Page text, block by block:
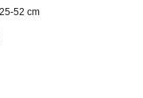
52 cm